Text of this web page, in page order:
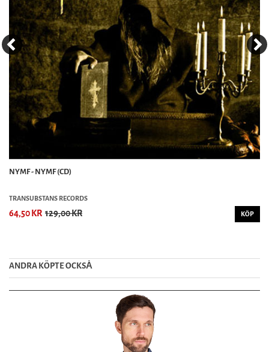
NYMF - NYMF (CD)
TRANSUBSTANS RECORDS
64,50 KR 129,00 KR KÖP
ANDRA KÖPTE OCKSȦ